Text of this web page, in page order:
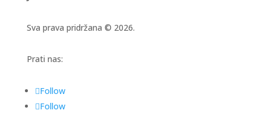
Sva prava pridržana © 2026.
Prati nas:
Follow
Follow